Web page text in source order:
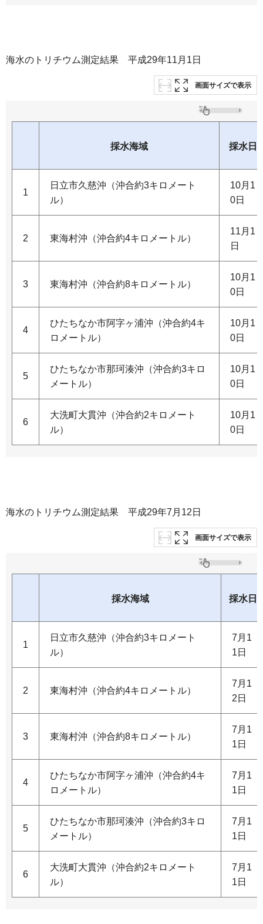
海水のトリチウム測定結果 平成29年11月1日
画面サイズで表示
採水海域 採水日
1
日立市久慈沖（沖合約3キロメート
ル）
10月1
0日
2 東海村沖（沖合約4キロメートル）
11月1
日
3 東海村沖（沖合約8キロメートル）
10月1
0日
4
ひたちなか市阿字ヶ浦沖（沖合約4キ
ロメートル）
10月1
0日
5
ひたちなか市那珂湊沖（沖合約3キロ
メートル）
10月1
0日
6
大洗町大貫沖（沖合約2キロメート
ル）
10月1
0日
海水のトリチウム測定結果 平成29年7月12日
画面サイズで表示
採水海域 採水日
1
日立市久慈沖（沖合約3キロメート
ル）
7月1
1日
2 東海村沖（沖合約4キロメートル）
7月1
2日
3 東海村沖（沖合約8キロメートル）
7月1
1日
4
ひたちなか市阿字ヶ浦沖（沖合約4キ
ロメートル）
7月1
1日
5
ひたちなか市那珂湊沖（沖合約3キロ
メートル）
7月1
1日
6
大洗町大貫沖（沖合約2キロメート
ル）
7月1
1日